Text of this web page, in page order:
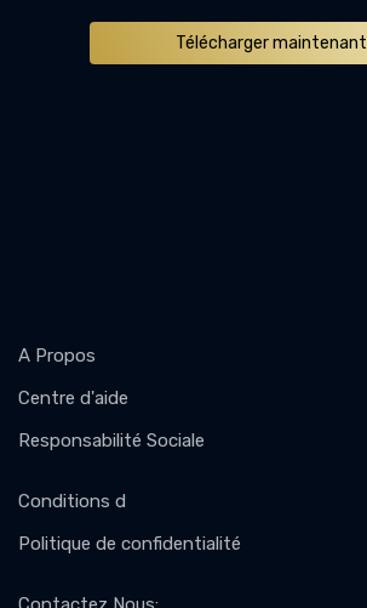
Télécharger maintenant
A Propos
Centre d'aide
Responsabilité Sociale
Conditions d
Politique de confidentialité